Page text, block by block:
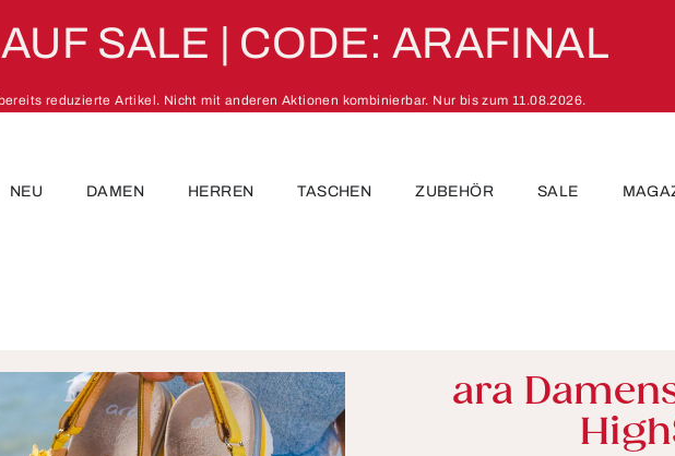
SALE | CODE: ARAFINAL
reduzierte Artikel. Nicht mit anderen Aktionen kombinierbar. Nur bis zum 11.08.2026.
NEU DAMEN HERREN TASCHEN ZUBEHÖR SALE
ara